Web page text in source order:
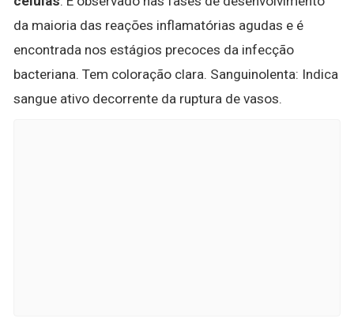
da maioria das reações inflamatórias agudas e é
encontrada nos estágios precoces da infecção
bacteriana. Tem coloração clara. Sanguinolenta: Indica
sangue ativo decorrente da ruptura de vasos.